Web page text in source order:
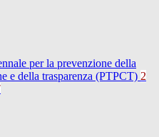
per la prevenzione della
e della trasparenza (PTPCT) 2